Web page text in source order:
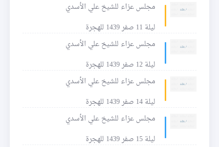
مجلس عزاء للشيخ علي الأسدي
ليلة 11 صفر 1439 للهجرة
مجلس عزاء للشيخ علي الأسدي
ليلة 12 صفر 1439 للهجرة
مجلس عزاء للشيخ علي الأسدي
ليلة 14 صفر 1439 للهجرة
مجلس عزاء للشيخ علي الأسدي
ليلة 15 صفر 1439 للهجرة